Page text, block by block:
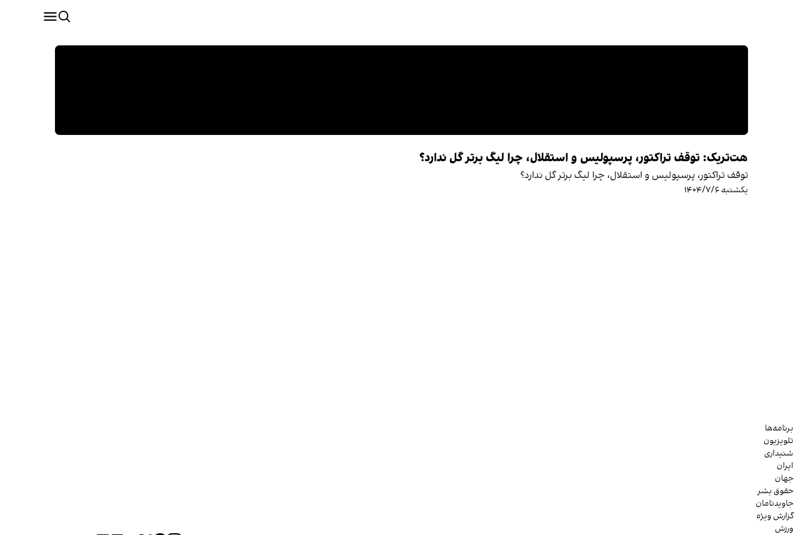
هت‌تریک: توقف تراکتور، پرسپولیس و استقلال، چرا لیگ برتر گل ندارد؟
توقف تراکتور، پرسپولیس و استقلال، چرا لیگ برتر گل ندارد؟
یکشنبه ۱۴۰۴/۷/۶
برنامه‌ها
تلویزیون
شنیداری
ایران
جهان
حقوق بشر
جاویدنامان
گزارش ویژه
ورزش